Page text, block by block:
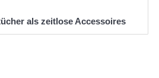
als zeitlose Accessoires